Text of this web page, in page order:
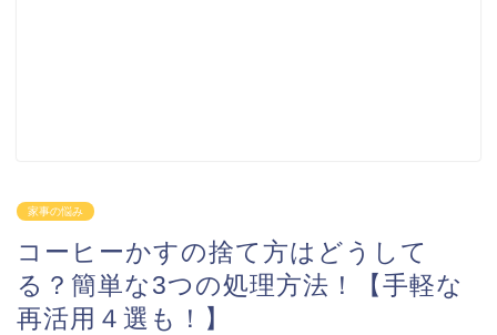
家事の悩み
コーヒーかすの捨て方はどうして
る？簡単な3つの処理方法！【手軽な
再活用４選も！】